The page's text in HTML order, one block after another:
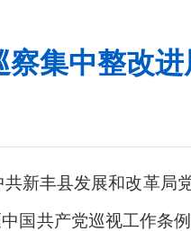
集中整改
新丰县发展和改革局
国共产党巡视工作条